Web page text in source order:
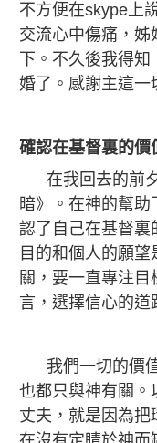
不方便在skype上
交流心中傷痛，姊
下。不久後我得
婚了。感謝主這一
確認在基督裏的價
在我回去的前夕
暗》。在神的幫助
認了自己在基督裏
目的和個人的願
關，要一直專注
言，選擇信心的道
我們一切的價值
也都只與神有關。
丈夫，就是因為把